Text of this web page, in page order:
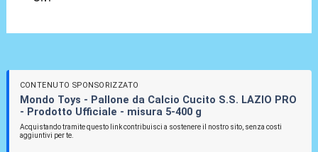
CONTENUTO SPONSORIZZATO
Mondo Toys - Pallone da Calcio Cucito S.S. LAZIO PRO
- Prodotto Ufficiale - misura 5-400 g
Acquistando tramite questo link contribuisci a sostenere il nostro sito, senza costi
aggiuntivi per te.